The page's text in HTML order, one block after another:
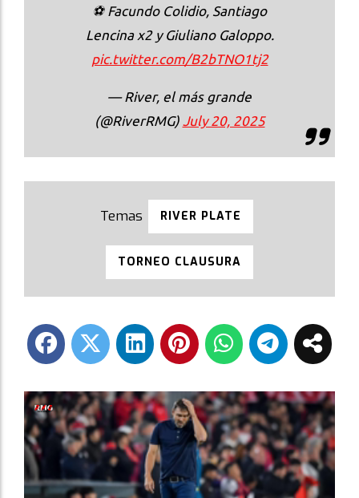
⚽ Facundo Colidio, Santiago
Lencina x2 y Giuliano Galoppo.
pic.twitter.com/B2bTNO1tj2
— River, el más grande
(@RiverRMG) July 20, 2025
RIVER PLATE
TORNEO CLAUSURA